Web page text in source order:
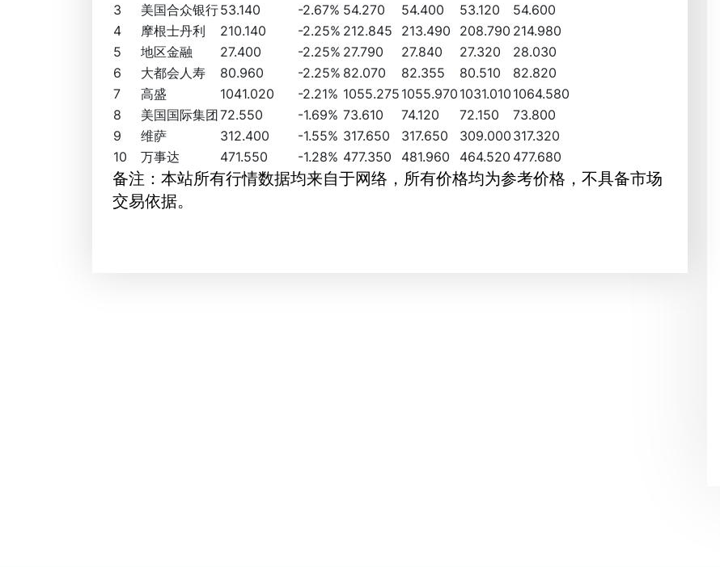
3
美国合众银行53.140 -2.67% 54.270 54.400 53.120
54.600
4
摩根士丹利 210.140 -2.25% 212.845 213.490 208.790 214.980
5
地区金融 27.400 -2.25% 27.790 27.840 27.320
28.030
6
大都会人寿 80.960 -2.25% 82.070 82.355 80.510
82.820
7
高盛 1041.020 -2.21% 1055.275 1055.970 1031.010 1064.580
8
美国国际集团72.550 -1.69% 73.610 74.120 72.150
73.800
9
维萨 312.400 -1.55% 317.650 317.650 309.000 317.320
10
万事达 471.550 -1.28% 477.350 481.960 464.520 477.680
备注：本站所有行情数据均来自于网络，所有价格均为参考价格，不具备市场
交易依据。